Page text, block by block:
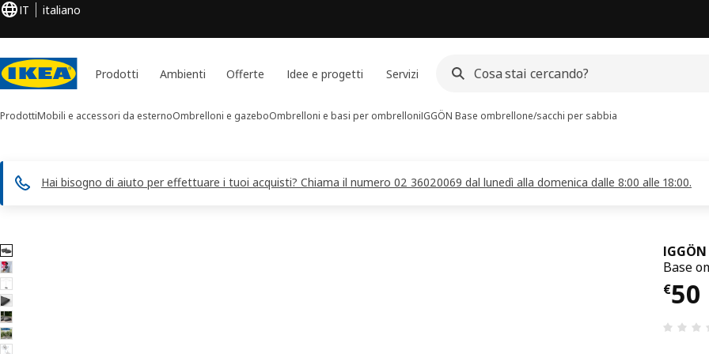
IT italiano
Prodotti Ambienti Offerte Idee e progetti Servizi
ProdottiMobili e accessori da esternoOmbrelloni e gazeboOmbrelloni e basi per ombrelloniIGGÖN Base ombrellone/sacchi per sabbia
Hai bisogno di aiuto per effettuare i tuoi acquisti? Chiama il numero 02 36020069 dal lunedì alla domenica dalle 8:00 alle 18:00.
Immagini di 8 IGGÖN
immagini
IGGÖN
Base
€50